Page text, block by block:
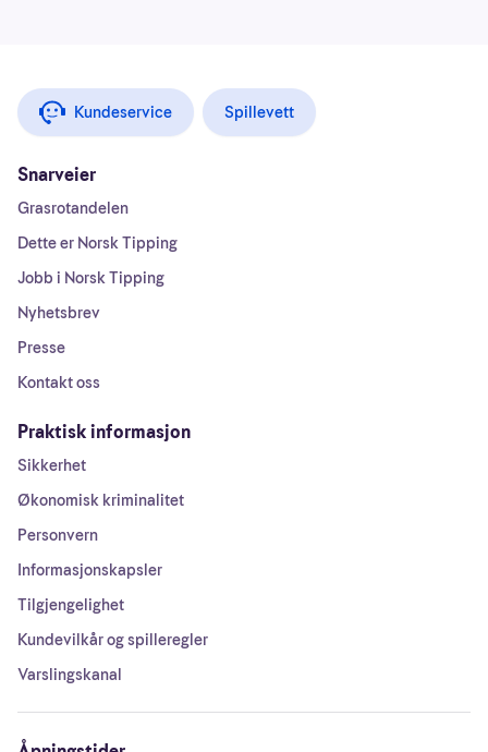
Kundeservice Spillevett
Snarveier
Grasrotandelen
Dette er Norsk Tipping
Jobb i Norsk Tipping
Nyhetsbrev
Presse
Kontakt oss
Praktisk informasjon
Sikkerhet
Økonomisk kriminalitet
Personvern
Informasjonskapsler
Tilgjengelighet
Kundevilkår og spilleregler
Varslingskanal